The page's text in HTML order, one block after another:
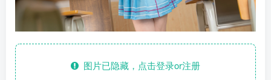
图片已隐藏，点击登录or注册